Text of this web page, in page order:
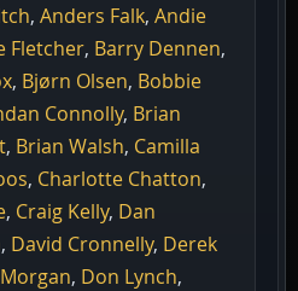
, Anders Falk, Andie
Fletcher, Barry Dennen,
, Bjørn Olsen, Bobbie
Connolly, Brian
, Brian Walsh, Camilla
, Charlotte Chatton,
, Craig Kelly, Dan
, David Cronnelly, Derek
, Don Lynch,